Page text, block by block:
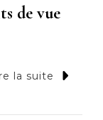
de vue
la suite